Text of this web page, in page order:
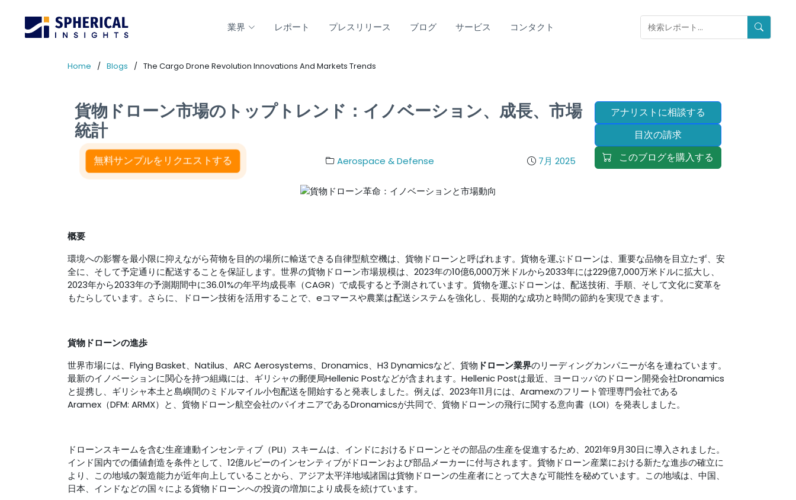
業界 レポート プレスリリース ブログ サービス コンタクト
Home Blogs The Cargo Drone Revolution Innovations And Markets Trends
貨物ドローン市場のトップトレンド：イノベーション、成長、市場
統計
無料サンプルをリクエストする Aerospace & Defense 7月 2025
アナリストに相談する
目次の請求
このブログを購入する
概要
環境への影響を最小限に抑えながら荷物を目的の場所に輸送できる自律型航空機は、貨物ドローンと呼ばれます。貨物を運ぶドローンは、重要な品物を目立たず、安
全に、そして予定通りに配送することを保証します。世界の貨物ドローン市場規模は、2023年の10億6,000万米ドルから2033年には229億7,000万米ドルに拡大し、
2023年から2033年の予測期間中に36.01%の年平均成長率（CAGR）で成長すると予測されています。貨物を運ぶドローンは、配送技術、手順、そして文化に変革を
もたらしています。さらに、ドローン技術を活用することで、eコマースや農業は配送システムを強化し、長期的な成功と時間の節約を実現できます。
貨物ドローンの進歩
世界市場には、Flying Basket、Natilus、ARC Aerosystems、Dronamics、H3 Dynamicsなど、貨物 ドローン業界のリーディングカンパニーが名を連ねています。
最新のイノベーションに関心を持つ組織には、ギリシャの郵便局Hellenic Postなどが含まれます。Hellenic Postは最近、ヨーロッパのドローン開発会社Dronamics
と提携し、ギリシャ本土と島嶼間のミドルマイル小包配送を開始すると発表しました。例えば、2023年11月には、Aramexのフリート管理専門会社である
Aramex（DFM: ARMX）と、貨物ドローン航空会社のパイオニアであるDronamicsが共同で、貨物ドローンの飛行に関する意向書（LOI）を発表しました。
ドローンスキームを含む生産連動インセンティブ（PLI）スキームは、インドにおけるドローンとその部品の生産を促進するため、2021年9月30日に導入されました。
インド国内での価値創造を条件として、12億ルピーのインセンティブがドローンおよび部品メーカーに付与されます。貨物ドローン産業における新たな進歩の確立に
より、この地域の製造能力が近年向上していることから、アジア太平洋地域諸国は貨物ドローンの生産者にとって大きな可能性を秘めています。この地域は、中国、
日本、インドなどの国々による貨物ドローンへの投資の増加により成長を続けています。